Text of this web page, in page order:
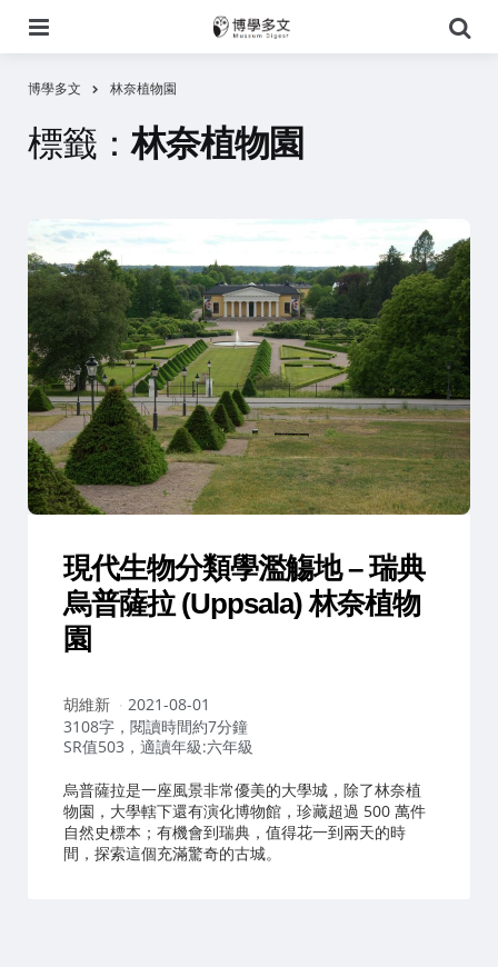
尋
博學多文 林奈植物園
標籤：林奈植物園
現代生物分類學濫觴地 – 瑞典
烏普薩拉 (Uppsala) 林奈植物
園
作
者：
胡維新
2021-08-01
3108字，閱讀時間約7分鐘
SR值503，適讀年級:六年級
烏普薩拉是一座風景非常優美的大學城，除了林奈植
物園，大學轄下還有演化博物館，珍藏超過 500 萬件
自然史標本；有機會到瑞典，值得花一到兩天的時
間，探索這個充滿驚奇的古城。